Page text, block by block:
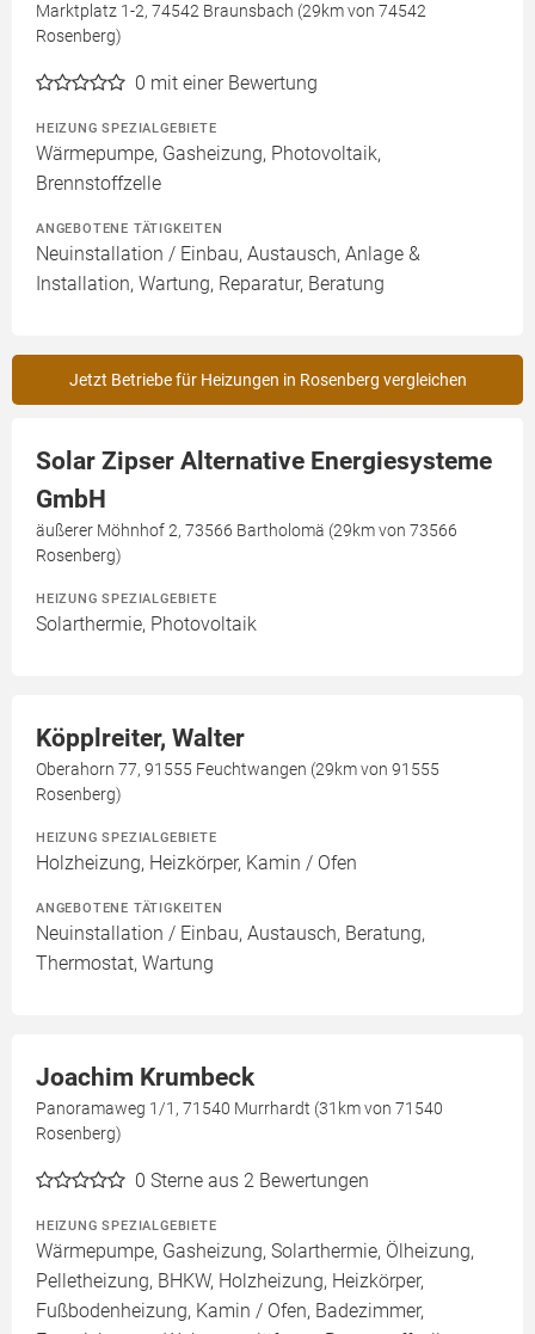
Marktplatz 1-2, 74542 Braunsbach (29km von 74542
Rosenberg)
0 mit einer Bewertung
HEIZUNG SPEZIALGEBIETE
Wärmepumpe, Gasheizung, Photovoltaik,
Brennstoffzelle
ANGEBOTENE TÄTIGKEITEN
Neuinstallation / Einbau, Austausch, Anlage &
Installation, Wartung, Reparatur, Beratung
Jetzt Betriebe für Heizungen in Rosenberg vergleichen
Solar Zipser Alternative Energiesysteme
GmbH
äußerer Möhnhof 2, 73566 Bartholomä (29km von 73566
Rosenberg)
HEIZUNG SPEZIALGEBIETE
Solarthermie, Photovoltaik
Köpplreiter, Walter
Oberahorn 77, 91555 Feuchtwangen (29km von 91555
Rosenberg)
HEIZUNG SPEZIALGEBIETE
Holzheizung, Heizkörper, Kamin / Ofen
ANGEBOTENE TÄTIGKEITEN
Neuinstallation / Einbau, Austausch, Beratung,
Thermostat, Wartung
Joachim Krumbeck
Panoramaweg 1/1, 71540 Murrhardt (31km von 71540
Rosenberg)
0 Sterne aus 2 Bewertungen
HEIZUNG SPEZIALGEBIETE
Wärmepumpe, Gasheizung, Solarthermie, Ölheizung,
Pelletheizung, BHKW, Holzheizung, Heizkörper,
Fußbodenheizung, Kamin / Ofen, Badezimmer,